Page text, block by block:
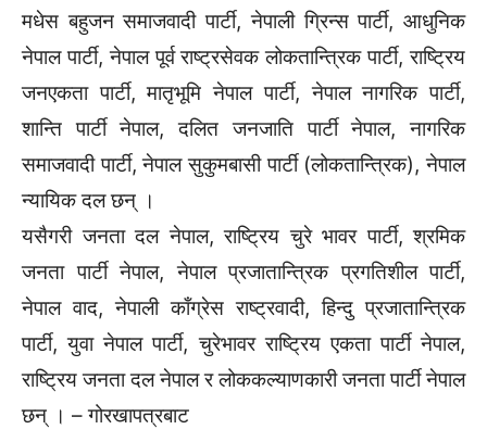
मधेस बहुजन समाजवादी पार्टी, नेपाली ग्रिन्स पार्टी, आधुनिक
नेपाल पार्टी, नेपाल पूर्व राष्ट्रसेवक लोकतान्त्रिक पार्टी, राष्ट्रिय
जनएकता पार्टी, मातृभूमि नेपाल पार्टी, नेपाल नागरिक पार्टी,
शान्ति पार्टी नेपाल, दलित जनजाति पार्टी नेपाल, नागरिक
समाजवादी पार्टी, नेपाल सुकुमबासी पार्टी (लोकतान्त्रिक), नेपाल
न्यायिक दल छन् ।
यसैगरी जनता दल नेपाल, राष्ट्रिय चुरे भावर पार्टी, श्रमिक
जनता पार्टी नेपाल, नेपाल प्रजातान्त्रिक प्रगतिशील पार्टी,
नेपाल वाद, नेपाली काँग्रेस राष्ट्रवादी, हिन्दु प्रजातान्त्रिक
पार्टी, युवा नेपाल पार्टी, चुरेभावर राष्ट्रिय एकता पार्टी नेपाल,
राष्ट्रिय जनता दल नेपाल र लोककल्याणकारी जनता पार्टी नेपाल
छन् । – गोरखापत्रबाट